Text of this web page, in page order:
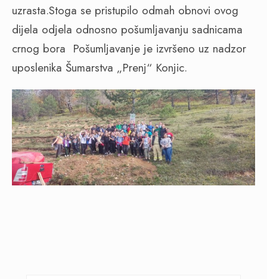
uzrasta.Stoga se pristupilo odmah obnovi ovog
dijela odjela odnosno pošumljavanju sadnicama
crnog bora Pošumljavanje je izvršeno uz nadzor
uposlenika Šumarstva „Prenj“ Konjic.